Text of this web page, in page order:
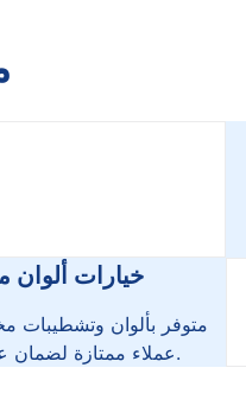
خيارات ألوان
متوفر بألوان وتشطيبات
عملاء ممتازة لضمان عملية تخصيص سلسة وشخصية.